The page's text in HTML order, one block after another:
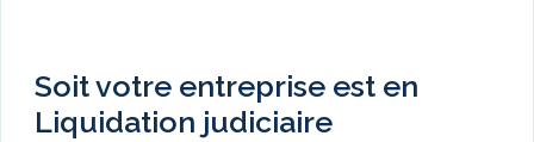
Soit votre entreprise est en
Liquidation judiciaire